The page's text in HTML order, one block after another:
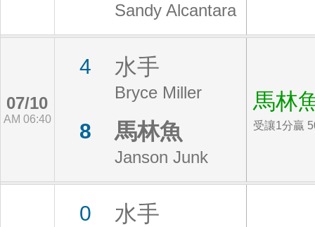
Sandy Alcantara
07/10
AM 06:40
4 水手
Bryce Miller
8 馬林魚
Janson Junk
馬林
受讓1分贏
0 水手